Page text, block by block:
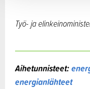
Työ- ja
Aihetunnisteet:
energianlähteet